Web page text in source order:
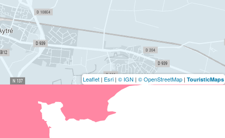
Leaflet | Esri | © IGN | © OpenStreetMap | TouristicMaps